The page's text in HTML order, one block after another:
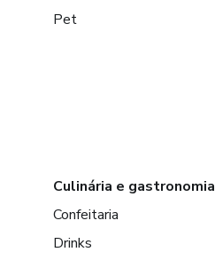
Pet
Culinária e gastronomia
Confeitaria
Drinks